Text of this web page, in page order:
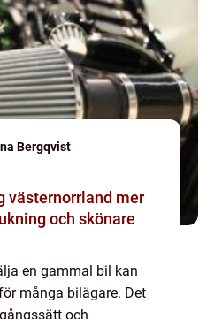
Bergqvist
mer
och skönare
en gammal bil kan
många bilägare. Det
och